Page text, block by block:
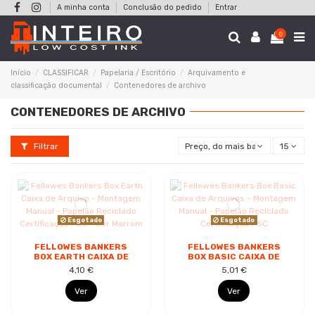
A minha conta Conclusão do pedido Entrar
0
Início CLASSIFICAR Papelaria / Escritório
Arquivamento e
classificação documental
Contenedores de archivo
CONTENEDORES DE ARCHIVO
Filtrar Preço, do mais baixo ao mais
15
Esgotado
FELLOWES BANKERS
BOX EARTH CAIXA DE
ARQUIVO - MONTAGEM
MANUAL - PAPELÃO
RECICLADO...
4,10 €
Ver
Esgotado
FELLOWES BANKERS
BOX BASIC CAIXA DE
ARQUIVOS -
MONTAGEM MANUAL -
PAPELÃO
RECICLADO...
5,01 €
Ver